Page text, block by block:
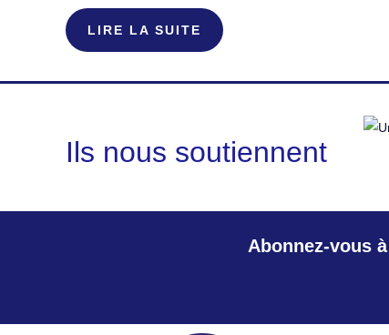
LIRE LA SUITE
Ils nous soutiennent
Abonnez-vous